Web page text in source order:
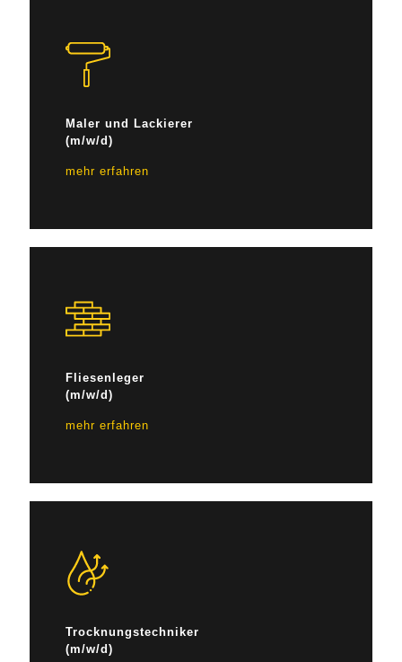
Maler und Lackierer
(m/w/d)
mehr erfahren
Fliesenleger
(m/w/d)
mehr erfahren
Trocknungs­techniker
(m/w/d)